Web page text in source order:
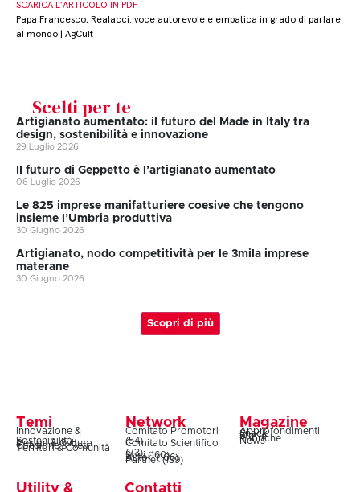
SCARICA L’ARTICOLO IN PDF
Papa Francesco, Realacci: voce autorevole e empatica in grado di parlare
al mondo | AgCult
Scelti per te
Artigianato aumentato: il futuro del Made in Italy tra
design, sostenibilità e innovazione
29 Luglio 2026
II futuro di Geppetto è l’artigianato aumentato
06 Luglio 2026
Le 825 imprese manifatturiere coesive che tengono
insieme l’Umbria produttiva
30 Giugno 2026
Artigianato, nodo competitività per le 3mila imprese
materane
30 Giugno 2026
Scopri di più
Temi
Innovazione &
Sostenibilità
Design & Cultura
Coesione & Reti
Territori & Comunità
Network
Comitato Promotori
(54)
Comitato Scientifico
(73)
Soci (160)
Autori (106)
Partner (139)
Magazine
Approfondimenti
Snack
Storie
Rubriche
News
Utility & Contatti